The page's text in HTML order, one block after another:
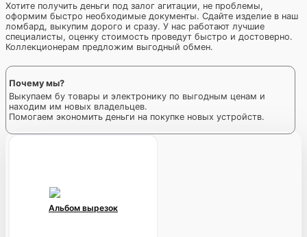
Хотите получить деньги под залог агитации, не проблемы,
оформим быстро необходимые документы. Сдайте изделие в наш
ломбард, выкупим дорого и сразу. У нас работают лучшие
специалисты, оценку стоимость проведут быстро и достоверно.
Коллекционерам предложим выгодный обмен.
Почему мы?
Выкупаем бу товары и электронику по выгодным ценам и
находим им новых владельцев.
Помогаем экономить деньги на покупке новых устройств.
Альбом вырезок